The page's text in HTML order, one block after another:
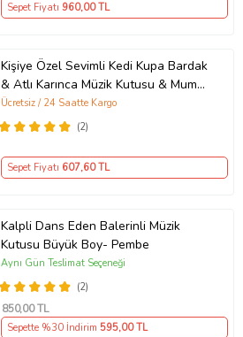
Sepet Fiyatı 960,00 TL
Kişiye Özel Sevimli Kedi Kupa Bardak
& Atlı Karınca Müzik Kutusu & Mum
Hediye Kutusu
(2)
Ücretsiz / 24 Saatte Kargo
Sepet Fiyatı 607,60 TL
Kalpli Dans Eden Balerinli Müzik
Kutusu Büyük Boy- Pembe
(2)
Aynı Gün Teslimat Seçeneği
850,00 TL
Sepette %30 İndirim 595,00 TL